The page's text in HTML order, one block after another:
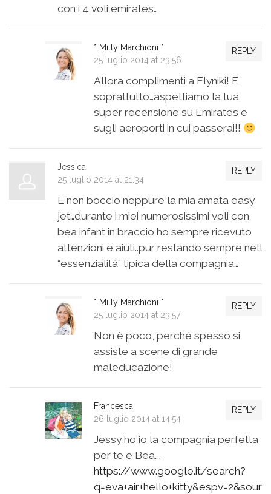
con i 4 voli emirates…
REPLY
* Milly Marchioni *
25 luglio 2014 at 23:56
Allora complimenti a Flyniki! E
soprattutto…aspettiamo la tua
super recensione su Emirates e
sugli aeroporti in cui passerai!!
REPLY
Jessica
25 luglio 2014 at 21:34
E non boccio neppure la mia amata easy
jet…durante i miei numerosissimi voli con
bea infant in braccio ho sempre ricevuto
attenzioni e aiuti..pur restando sempre nell
“essenzialità” tipica della compagnia…
REPLY
* Milly Marchioni *
25 luglio 2014 at 23:57
Non è poco, perché spesso si
assiste a scene di grande
maleducazione!
REPLY
Francesca
26 luglio 2014 at 14:54
Jessy ho io la compagnia perfetta
per te e Bea….
https://www.google.it/search?
q=eva+air+hello+kitty&espv=2&sour